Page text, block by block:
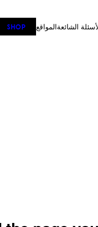
الشائعةالمواقع SHOP